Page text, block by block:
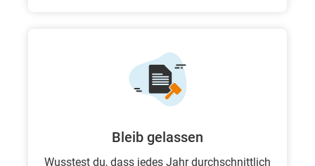
Bleib gelassen
Wusstest du, dass jedes Jahr durchschnittlich